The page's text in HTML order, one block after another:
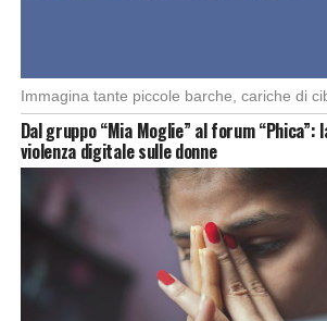
Dal gruppo “Mia Moglie” al forum “Phica”:
violenza digitale sulle donne